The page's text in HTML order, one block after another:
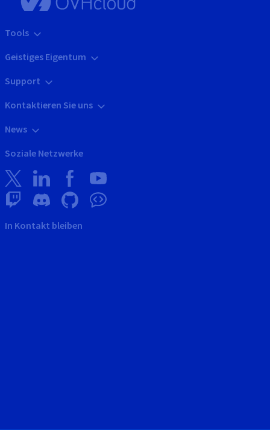
Tools
Geistiges Eigentum
Support
Kontaktieren Sie uns
News
Soziale Netzwerke
In Kontakt bleiben